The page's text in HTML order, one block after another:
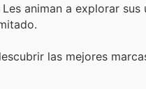
animan a explorar
las mejores